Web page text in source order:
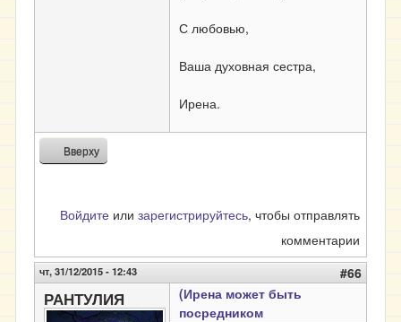
С любовью,
Ваша духовная сестра,
Ирена.
Вверху
Войдите или зарегистрируйтесь, чтобы отправлять
комментарии
чт, 31/12/2015 - 12:43 #66
РАНТУЛИЯ
(Ирена может быть
посредником